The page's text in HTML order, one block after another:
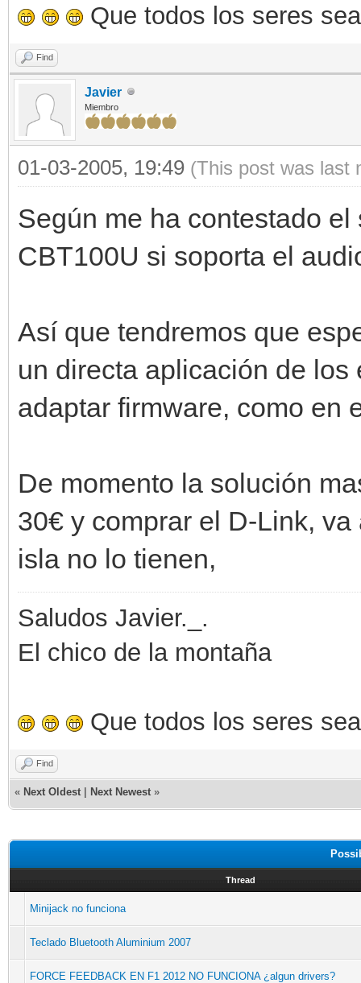
Que todos los seres
Find
Javier
Miembro
01-03-2005, 19:49 (This post was last
Según me ha contestado
CBT100U si soporta el
Así que tendremos que
un directa aplicación de
adaptar firmware, como en
De momento la solución
30€ y comprar el D-Link,
isla no lo tienen,
Saludos Javier._.
El chico de la montaña
Que todos los seres
Find
« Next Oldest Next Newest »
Thread
Minijack no funciona
Teclado Bluetooth Aluminium 2007
FORCE FEEDBACK EN F1 2012 NO FUNCIONA ¿algun drivers?